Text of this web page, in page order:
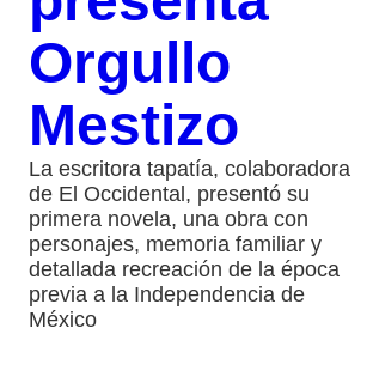
Orgullo
Mestizo
La escritora tapatía, colaboradora
de El Occidental, presentó su
primera novela, una obra con
personajes, memoria familiar y
detallada recreación de la época
previa a la Independencia de
México